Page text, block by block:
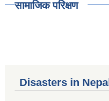
सामाजिक परिक्षण
Disasters in Nepal